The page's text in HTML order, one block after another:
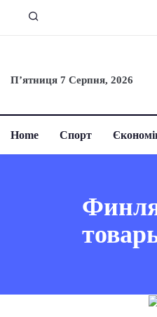
П’ятниця 7 Серпня, 2026
Home Спорт